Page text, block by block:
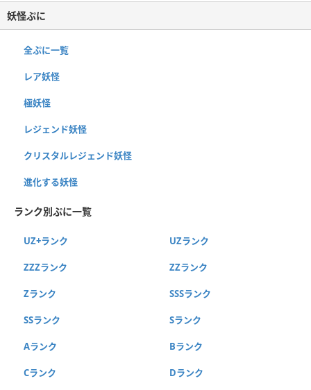
妖怪ぷに
全ぷに一覧
レア妖怪
極妖怪
レジェンド妖怪
クリスタルレジェンド妖怪
進化する妖怪
ランク別ぷに一覧
UZ+ランク UZランク
ZZZランク ZZランク
Zランク SSSランク
SSランク Sランク
Aランク Bランク
Cランク Dランク